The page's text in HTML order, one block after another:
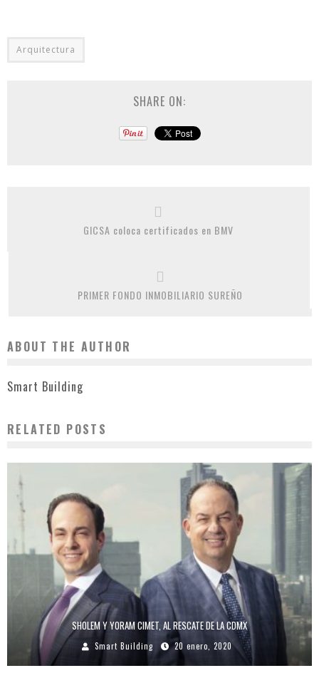
Arquitectura
SHARE ON:
GICSA coloca certificados en BMV
PRIMER FONDO INMOBILIARIO SUREÑO
ABOUT THE AUTHOR
Smart Building
RELATED POSTS
SHOLEM Y YORAM CIMET, AL RESCATE DE LA CDMX
Smart Building 20 enero, 2020